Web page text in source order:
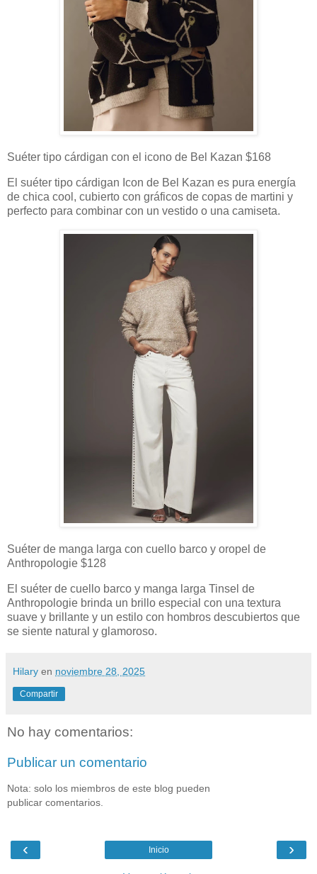
Suéter tipo cárdigan con el icono de Bel Kazan $168
El suéter tipo cárdigan Icon de Bel Kazan es pura energía
de chica cool, cubierto con gráficos de copas de martini y
perfecto para combinar con un vestido o una camiseta.
Suéter de manga larga con cuello barco y oropel de
Anthropologie $128
El suéter de cuello barco y manga larga Tinsel de
Anthropologie brinda un brillo especial con una textura
suave y brillante y un estilo con hombros descubiertos que
se siente natural y glamoroso.
Hilary en noviembre 28, 2025
Compartir
No hay comentarios:
Publicar un comentario
Nota: solo los miembros de este blog pueden
publicar comentarios.
‹ ›
Inicio